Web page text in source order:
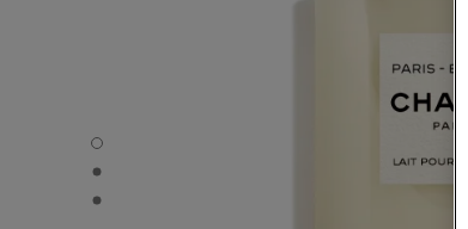
PARIS - BIARRITZ - Vista por defecto
PARIS - BIARRITZ - Vista alternativa 1
PARIS - BIARRITZ - Vista de la textura básica